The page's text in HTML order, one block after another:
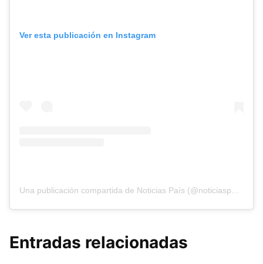
Ver esta publicación en Instagram
Una publicación compartida de Noticias País (@noticiaspais)
Entradas relacionadas